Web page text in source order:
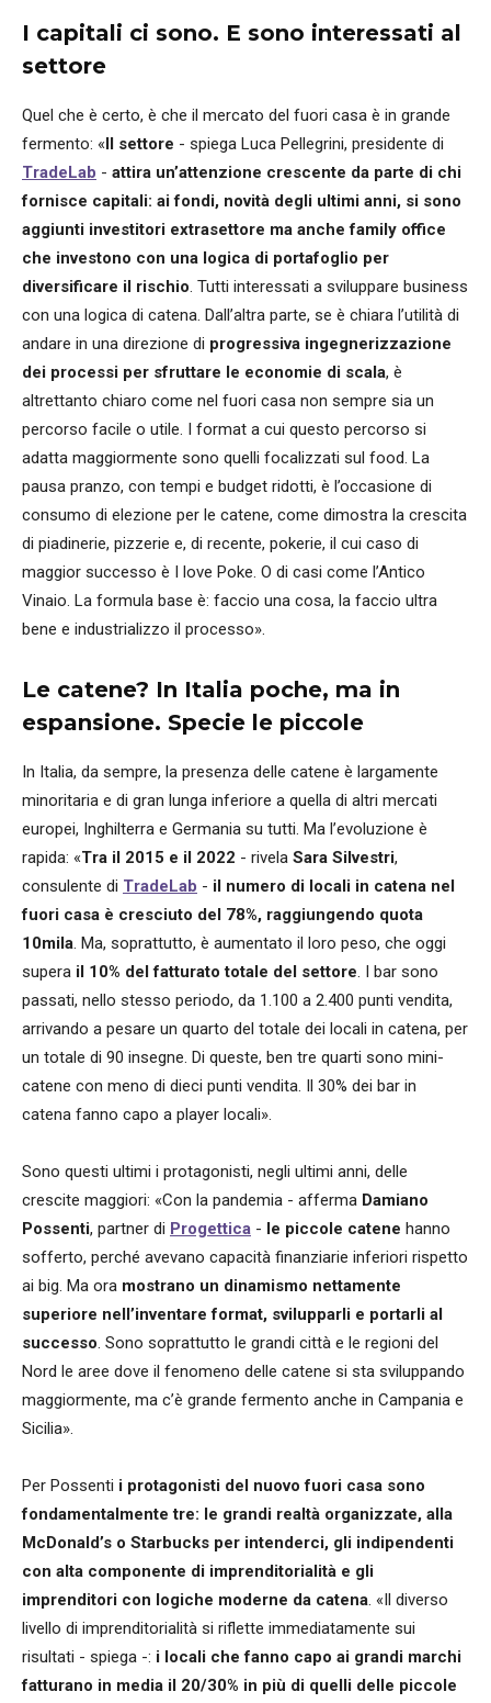
I capitali ci sono. E sono interessati al
settore
Quel che è certo, è che il mercato del fuori casa è in grande
fermento: «Il settore - spiega Luca Pellegrini, presidente di
TradeLab - attira un’attenzione crescente da parte di chi
fornisce capitali: ai fondi, novità degli ultimi anni, si sono
aggiunti investitori extrasettore ma anche family office
che investono con una logica di portafoglio per
diversificare il rischio. Tutti interessati a sviluppare business
con una logica di catena. Dall’altra parte, se è chiara l’utilità di
andare in una direzione di progressiva ingegnerizzazione
dei processi per sfruttare le economie di scala, è
altrettanto chiaro come nel fuori casa non sempre sia un
percorso facile o utile. I format a cui questo percorso si
adatta maggiormente sono quelli focalizzati sul food. La
pausa pranzo, con tempi e budget ridotti, è l’occasione di
consumo di elezione per le catene, come dimostra la crescita
di piadinerie, pizzerie e, di recente, pokerie, il cui caso di
maggior successo è I love Poke. O di casi come l’Antico
Vinaio. La formula base è: faccio una cosa, la faccio ultra
bene e industrializzo il processo».
Le catene? In Italia poche, ma in
espansione. Specie le piccole
In Italia, da sempre, la presenza delle catene è largamente
minoritaria e di gran lunga inferiore a quella di altri mercati
europei, Inghilterra e Germania su tutti. Ma l’evoluzione è
rapida: «Tra il 2015 e il 2022 - rivela Sara Silvestri,
consulente di TradeLab - il numero di locali in catena nel
fuori casa è cresciuto del 78%, raggiungendo quota
10mila. Ma, soprattutto, è aumentato il loro peso, che oggi
supera il 10% del fatturato totale del settore. I bar sono
passati, nello stesso periodo, da 1.100 a 2.400 punti vendita,
arrivando a pesare un quarto del totale dei locali in catena, per
un totale di 90 insegne. Di queste, ben tre quarti sono mini-
catene con meno di dieci punti vendita. Il 30% dei bar in
catena fanno capo a player locali».
Sono questi ultimi i protagonisti, negli ultimi anni, delle
crescite maggiori: «Con la pandemia - afferma Damiano
Possenti, partner di Progettica - le piccole catene hanno
sofferto, perché avevano capacità finanziarie inferiori rispetto
ai big. Ma ora mostrano un dinamismo nettamente
superiore nell’inventare format, svilupparli e portarli al
successo. Sono soprattutto le grandi città e le regioni del
Nord le aree dove il fenomeno delle catene si sta sviluppando
maggiormente, ma c’è grande fermento anche in Campania e
Sicilia».
Per Possenti i protagonisti del nuovo fuori casa sono
fondamentalmente tre: le grandi realtà organizzate, alla
McDonald’s o Starbucks per intenderci, gli indipendenti
con alta componente di imprenditorialità e gli
imprenditori con logiche moderne da catena. «Il diverso
livello di imprenditorialità si riflette immediatamente sui
risultati - spiega -: i locali che fanno capo ai grandi marchi
fatturano in media il 20/30% in più di quelli delle piccole